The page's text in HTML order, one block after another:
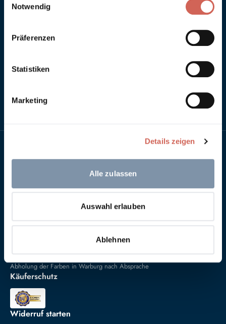
Notwendig
Präferenzen
Statistiken
Marketing
Details zeigen
Alle zulassen
Auswahl erlauben
Ablehnen
ANMELDEN
Ja, ich möchte - jederzeit widerruflich - regelmäßig über aktuelle Aktionen
und Angebote per E-Mail-Newsletter informiert werden. Details:
Abholung der Farben in Warburg nach Absprache
Käuferschutz
Widerruf starten